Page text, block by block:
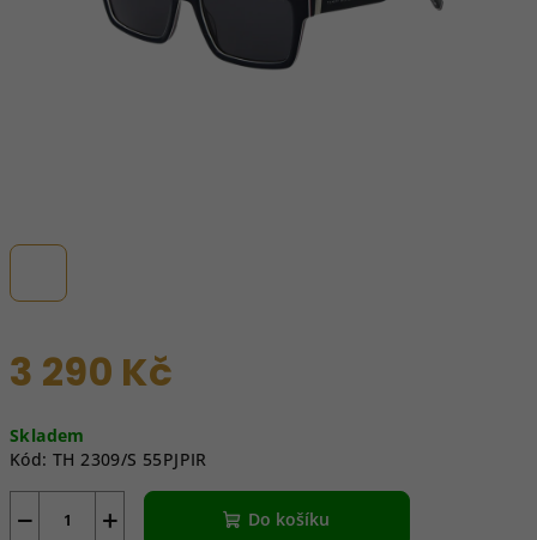
3 290 Kč
cena:
Skladem
Kód: TH 2309/S 55PJPIR
+
− Do košíku